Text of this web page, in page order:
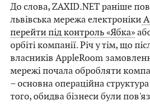
До слова, ZAXID.NET раніше
львівська мережа електроніки
перейти під контроль «Ябка»
орбіті компанії. Річ у тім, що
власників AppleRoom
мережі почала обробляти
– основна операційна
того, обидва бізнеси були